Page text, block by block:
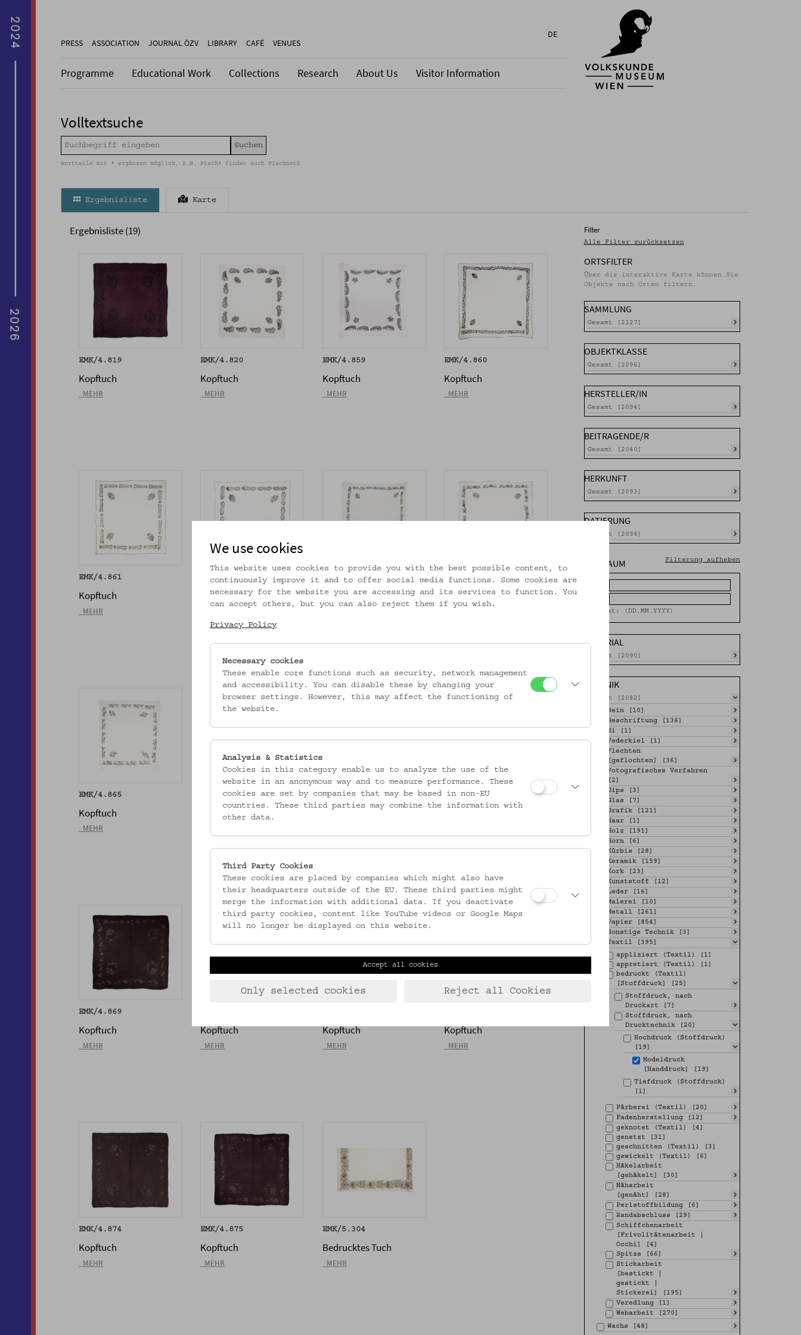
PRESS ASSOCIATION JOURNAL ÖZV LIBRARY CAFÉ VENUES
DE
Programme Educational Work Collections Research About Us Visitor Information
Volltextsuche
Wortteile mit * ergänzen möglich, z.B. Fisch* findet auch Fischnetz
Ergebnisliste Karte
Filter
Alle Filter zurücksetzen
ORTSFILTER
Über die interaktive Karte können Sie
Objekte nach Orten filtern.
SAMMLUNG
Gesamt [2127]
OBJEKTKLASSE
Gesamt [2096]
HERSTELLER/IN
Gesamt [2094]
BEITRAGENDE/R
Gesamt [2040]
HERKUNFT
Gesamt [2093]
DATIERUNG
Gesamt [2094]
ZEITRAUM Filterung aufheben
Format: (DD.MM.YYYY)
MATERIAL
Gesamt [2090]
TECHNIK
Gesamt [2082]
Bein [10]
Beschriftung [136]
Ei [1]
Federkiel [1]
Flechten
[geflochten] [36]
Fotografisches Verfahren
[2]
Gips [3]
Glas [7]
Grafik [121]
Haar [1]
Holz [191]
Horn [6]
Kürbis [28]
Keramik [159]
Kork [23]
Kunststoff [12]
Leder [16]
Malerei [10]
Metall [261]
Papier [854]
Sonstige Technik [3]
Textil [395]
appliziert (Textil) [1]
appretiert (Textil) [1]
bedruckt (Textil)
[Stoffdruck] [25]
Stoffdruck, nach
Druckart [7]
Stoffdruck, nach
Drucktechnik [20]
Hochdruck (Stoffdruck)
[19]
Modeldruck
[Handdruck] [19]
Tiefdruck (Stoffdruck)
[1]
Färberei (Textil) [20]
Fadenherstellung [12]
geknotet (Textil) [4]
genetzt [31]
geschnitten (Textil) [3]
gewickelt (Textil) [6]
Häkelarbeit
[gehäkelt] [30]
Näharbeit
[genäht] [28]
Perlstoffbildung [6]
Randabschluss [29]
Schiffchenarbeit
[Frivolitätenarbeit |
Occhi] [4]
Spitze [66]
Stickarbeit
[bestickt |
gestickt |
Stickerei] [195]
Veredlung [1]
Webarbeit [270]
Wachs [48]
Ergebnisliste (19)
EMK/4.819
Kopftuch
_MEHR
EMK/4.820
Kopftuch
_MEHR
EMK/4.859
Kopftuch
_MEHR
EMK/4.860
Kopftuch
_MEHR
EMK/4.861
Kopftuch
_MEHR
EMK/4.862
Kopftuch
EMK/4.863
Kopftuch
_MEHR
EMK/4.864
Kopftuch
_MEHR
EMK/4.865
Kopftuch
_MEHR
EMK/4.866
Kopftuch
EMK/4.867
Kopftuch
EMK/4.868
EMK/4.869
Kopftuch
_MEHR
Kopftuch
_MEHR
Kopftuch
_MEHR
Kopftuch
_MEHR
EMK/4.874
Kopftuch
_MEHR
EMK/4.875
Kopftuch
_MEHR
EMK/5.304
Bedrucktes Tuch
_MEHR
We use cookies
This website uses cookies to provide you with the best possible content, to
continuously improve it and to offer social media functions. Some cookies are
necessary for the website you are accessing and its services to function. You
can accept others, but you can also reject them if you wish.
Privacy Policy
Necessary cookies
These enable core functions such as security, network management
and accessibility. You can disable these by changing your
browser settings. However, this may affect the functioning of
the website.
Analysis & Statistics
Cookies in this category enable us to analyze the use of the
website in an anonymous way and to measure performance. These
cookies are set by companies that may be based in non-EU
countries. These third parties may combine the information with
other data.
Third Party Cookies
These cookies are placed by companies which might also have
their headquarters outside of the EU. These third parties might
merge the information with additional data. If you deactivate
third party cookies, content like YouTube videos or Google Maps
will no longer be displayed on this website.
Accept all cookies
Only selected cookies Reject all Cookies